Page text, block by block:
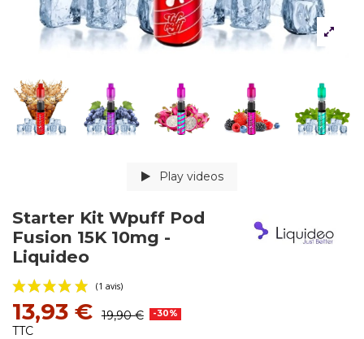
Play videos
Starter Kit Wpuff Pod
Fusion 15K 10mg -
Liquideo
13,93 € 19,90 € -30%
TTC